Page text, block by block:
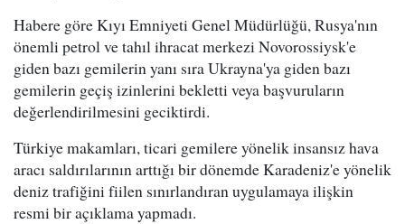
Habere göre Kıyı Emniyeti Genel Müdürlüğü, Rusya'nın
önemli petrol ve tahıl ihracat merkezi Novorossiysk'e
giden bazı gemilerin yanı sıra Ukrayna'ya giden bazı
gemilerin geçiş izinlerini bekletti veya başvuruların
değerlendirilmesini geciktirdi.
Türkiye makamları, ticari gemilere yönelik insansız hava
aracı saldırılarının arttığı bir dönemde Karadeniz'e yönelik
deniz trafiğini fiilen sınırlandıran uygulamaya ilişkin
resmi bir açıklama yapmadı.